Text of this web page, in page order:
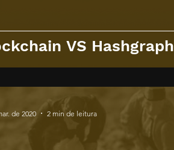
VS Hashgraph
de 2020 2 min de leitura